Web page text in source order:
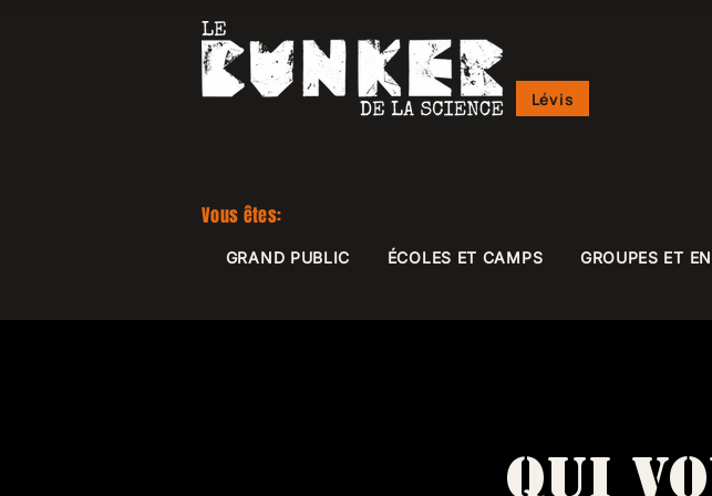
Lévis
Vous êtes:
GRAND PUBLIC ÉCOLES ET CAMPS GROUPES ET
QUI